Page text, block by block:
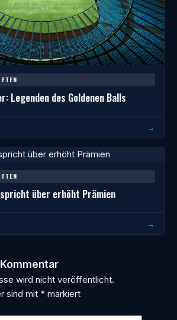
Legenden des Goldenen Balls
→
über erhöht Prämien
→
wird nicht veröffentlicht.
sind mit * markiert